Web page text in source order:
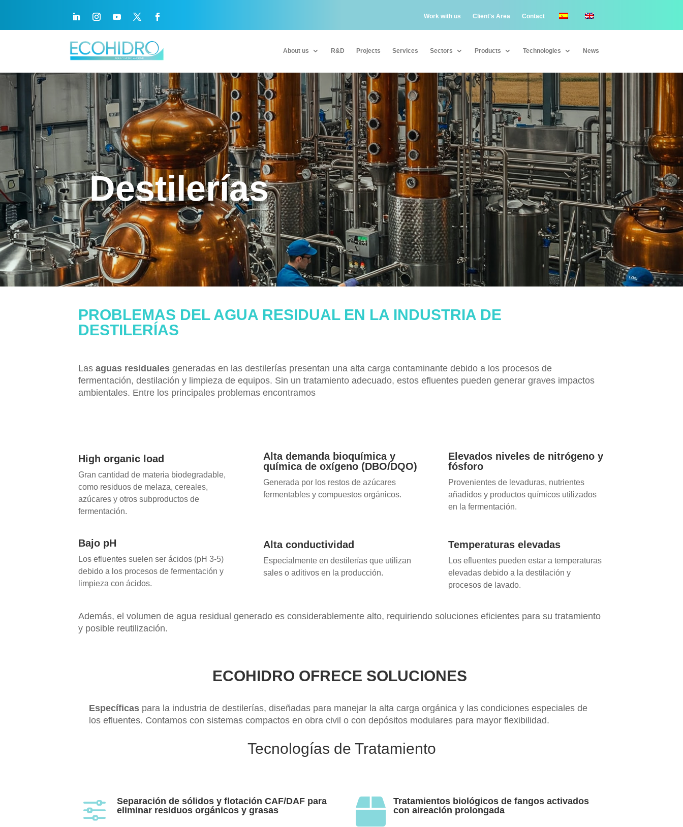
Work with us Client's Area Contact
About us R&D Projects Services Sectors Products Technologies News
About us R&D Projects Services Sectors Products Technologies News
Destilerías
PROBLEMAS DEL AGUA RESIDUAL EN LA INDUSTRIA DE
DESTILERÍAS
Las aguas residualesgeneradas en las destilerías presentan una alta carga contaminante debido a los procesos de
fermentación, destilación y limpieza de equipos. Sin un tratamiento adecuado, estos efluentes pueden generar graves impactos
ambientales. Entre los principales problemas encontramos
High organic load
Gran cantidad de materia biodegradable,
como residuos de melaza, cereales,
azúcares y otros subproductos de
fermentación.
Alta demanda bioquímica y
química de oxígeno (DBO/DQO)
Generada por los restos de azúcares
fermentables y compuestos orgánicos.
Elevados niveles de nitrógeno y
fósforo
Provenientes de levaduras, nutrientes
añadidos y productos químicos utilizados
en la fermentación.
Bajo pH
Los efluentes suelen ser ácidos (pH 3-5)
debido a los procesos de fermentación y
limpieza con ácidos.
Alta conductividad
Especialmente en destilerías que utilizan
sales o aditivos en la producción.
Temperaturas elevadas
Los efluentes pueden estar a temperaturas
elevadas debido a la destilación y
procesos de lavado.
Además, el volumen de agua residual generado es considerablemente alto, requiriendo soluciones eficientes para su tratamiento
y posible reutilización.
ECOHIDRO OFRECE SOLUCIONES
Específicas para la industria de destilerías, diseñadas para manejar la alta carga orgánica y las condiciones especiales de
los efluentes. Contamos con sistemas compactos en obra civil o con depósitos modulares para mayor flexibilidad.
Tecnologías de Tratamiento
f
Separación de sólidos y flotación CAF/DAF para
eliminar residuos orgánicos y grasas

Tratamientos biológicos de fangos activados
con aireación prolongada